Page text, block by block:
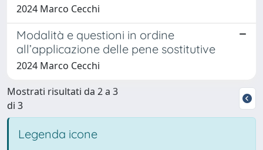
2024 Marco Cecchi
Modalità e questioni in ordine
all’applicazione delle pene sostitutive
2024 Marco Cecchi
Mostrati risultati da 2 a 3
di 3
Legenda icone